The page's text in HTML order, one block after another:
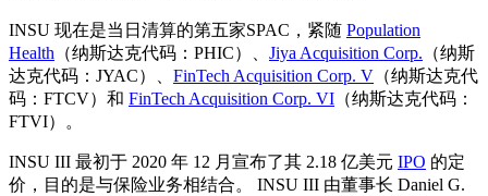
INSU 现在是当日清算的第五家SPAC，紧随 Population
Health （纳斯达克代码：PHIC）、 Jiya Acquisition Corp. （纳斯
达克代码：JYAC）、 FinTech Acquisition Corp. V （纳斯达克代
码：FTCV）和 FinTech Acquisition Corp. VI （纳斯达克代码：
FTVI）。
INSU III 最初于 2020 年 12 月宣布了其 2.18 亿美元 IPO 的定
价，目的是与保险业务相结合。 INSU III 由董事长 Daniel G.